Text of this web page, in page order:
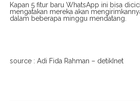
Kapan 5 fitur baru WhatsApp ini bisa
mengatakan mereka akan
dalam beberapa minggu mendatang.
source : Adi Fida Rahman – detikInet